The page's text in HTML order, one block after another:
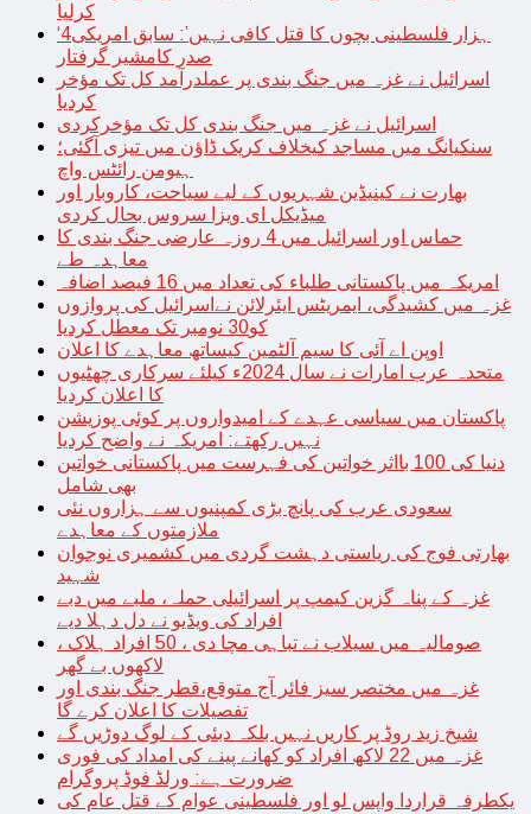
کرلیا
‘4ہزار فلسطینی بچوں کا قتل کافی نہیں’: سابق امریکی
صدر کامشیر گرفتار
اسرائیل نے غزہ میں جنگ بندی پر عملدرآمد کل تک مؤخر
کردیا
اسرائیل نے غزہ میں جنگ بندی کل تک مؤخرکردی
سنکیانگ میں مساجد کیخلاف کریک ڈاؤن میں تیزی آگئی؛
ہیومن رائٹس واچ
بھارت نے کینیڈین شہریوں کے لیے سیاحت، کاروبار اور
میڈیکل ای ویزا سروس بحال کردی
حماس اور اسرائیل میں 4 روزہ عارضی جنگ بندی کا
معاہدہ طے
امریکہ میں پاکستانی طلباء کی تعداد میں 16 فیصد اضافہ
غزہ میں کشیدگی، ایمریٹس ایئرلائن نےاسرائیل کی پروازوں
کو30 نومبر تک معطل کردیا
اوپن اے آئی کا سیم آلٹمین کیساتھ معاہدے کا اعلان
متحدہ عرب امارات نے سال 2024ء کیلئے سرکاری چھٹیوں
کا اعلان کردیا
پاکستان میں سیاسی عہدے کے امیدواروں پر کوئی پوزیشن
نہیں رکھتے: امریکہ نے واضح کردیا
دنیا کی 100 بااثر خواتین کی فہرست میں پاکستانی خواتین
بھی شامل
سعودی عرب کی پانچ بڑی کمپنیوں سے ہزاروں نئی
ملازمتوں کے معاہدے
بھارتی فوج کی ریاستی دہشت گردی میں کشمیری نوجوان
شہید
غزہ کے پناہ گزین کیمپ پر اسرائیلی حملہ، ملبے میں دبے
افراد کی ویڈیو نے دل دہلا دیے
صومالیہ میں سیلاب نے تباہی مچا دی ، 50 افراد ہلاک ،
لاکھوں بے گھر
غزہ میں مختصر سیز فائر آج متوقع،قطر جنگ بندی اور
تفصیلات کا اعلان کرے گا
شیخ زید روڈ پر کاریں نہیں بلکہ دبئی کے لوگ دوڑیں گے
غزہ میں 22 لاکھ افراد کو کھانے پینے کی امداد کی فوری
ضرورت ہے: ورلڈ فوڈ پروگرام
یکطرفہ قراردا واپس لو اور فلسطینی عوام کے قتل عام کی